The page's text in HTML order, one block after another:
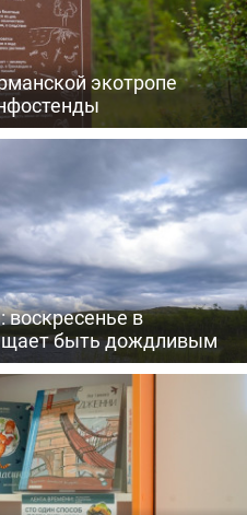
экотропе
в
быть дождливым